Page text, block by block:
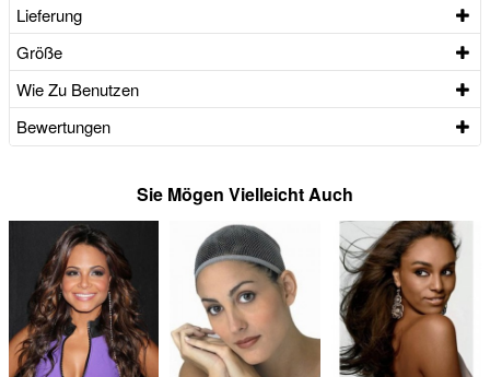
Lieferung
Größe
Wie Zu Benutzen
Bewertungen
Sie Mögen Vielleicht Auch